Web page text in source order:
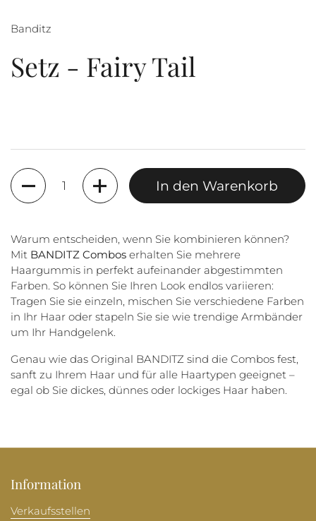
Banditz
Setz - Fairy Tail
Anzahl
In den Warenkorb
Warum entscheiden, wenn Sie kombinieren können?
Mit BANDITZ Combos erhalten Sie mehrere
Haargummis in perfekt aufeinander abgestimmten
Farben. So können Sie Ihren Look endlos variieren:
Tragen Sie sie einzeln, mischen Sie verschiedene Farben
in Ihr Haar oder stapeln Sie sie wie trendige Armbänder
um Ihr Handgelenk.
Genau wie das Original BANDITZ sind die Combos fest,
sanft zu Ihrem Haar und für alle Haartypen geeignet –
egal ob Sie dickes, dünnes oder lockiges Haar haben.
Information
Verkaufsstellen